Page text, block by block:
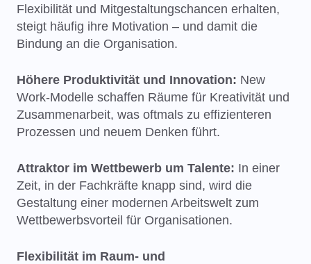
Flexibilität und Mitgestaltungschancen erhalten,
steigt häufig ihre Motivation – und damit die
Bindung an die Organisation.
Höhere Produktivität und Innovation: New
Work-Modelle schaffen Räume für Kreativität und
Zusammenarbeit, was oftmals zu effizienteren
Prozessen und neuem Denken führt.
Attraktor im Wettbewerb um Talente: In einer
Zeit, in der Fachkräfte knapp sind, wird die
Gestaltung einer modernen Arbeitswelt zum
Wettbewerbsvorteil für Organisationen.
Flexibilität im Raum- und